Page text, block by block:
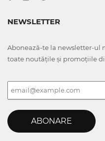
NEWSLETTER
Abonează-te la newsletter-ul
toate noutățile și promoțiile
ABONARE